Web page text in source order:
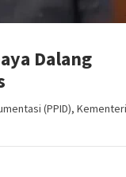
Dalang
(PPID),